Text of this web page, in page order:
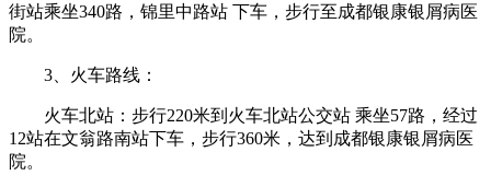
街站乘坐340路，锦里中路站 下车，步行至成都银康银屑病医
院。
3、火车路线：
火车北站：步行220米到火车北站公交站 乘坐57路，经过
12站在文翁路南站下车，步行360米，达到成都银康银屑病医
院。